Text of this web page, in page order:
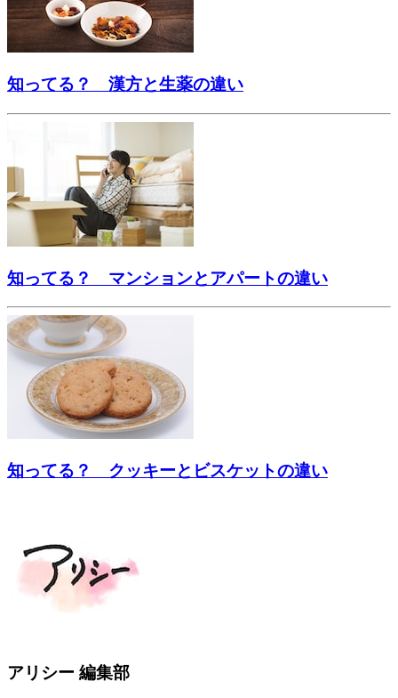
知ってる？ 漢方と生薬の違い
知ってる？ マンションとアパートの違い
知ってる？ クッキーとビスケットの違い
アリシー 編集部